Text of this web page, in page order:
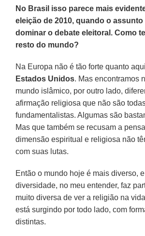
No Brasil isso parece mais
eleição de 2010, quando o
dominar o debate eleitoral. Como
resto do mundo?
Na Europa não é tão forte quanto
Estados Unidos. Mas encontramos
mundo islâmico, por outro lado,
afirmação religiosa que não são
fundamentalistas. Algumas são
Mas que também se recusam a
dimensão espiritual e religiosa não
com suas lutas.
Então o mundo hoje é mais diverso,
diversidade, no meu entender, faz
muito diversa de ver a religião na
está surgindo por todo lado, com
distintas.